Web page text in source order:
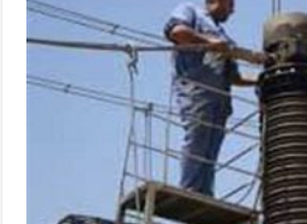
الكهربائي
عن
مناطق
متفرقة
بمدينة
الغردقة
كإجراء
احترازى
مغلقة